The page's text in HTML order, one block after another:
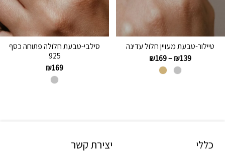
טיילור-טבעת מעויין חלול עדינה
₪139
–
₪169
סילבי-טבעת חלולה פתוחה כסף
925
₪169
כללי יצירת קשר